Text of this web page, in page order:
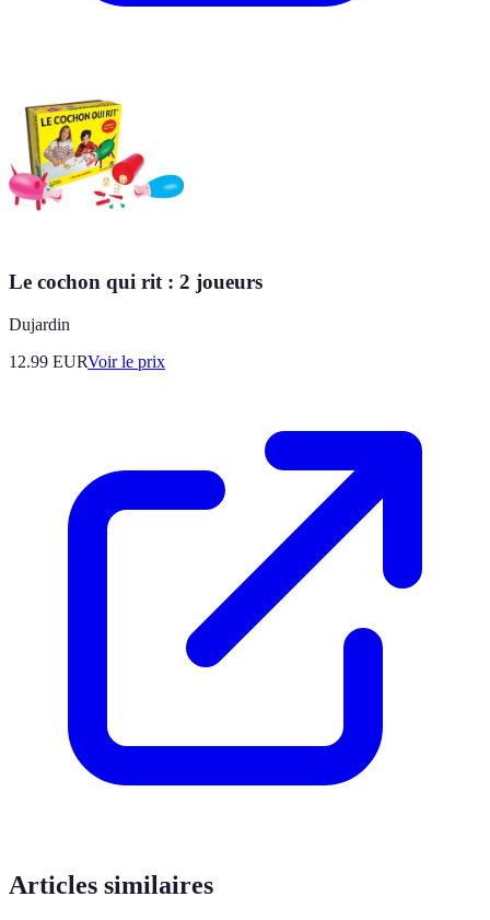
Le cochon qui rit : 2 joueurs
Dujardin
12.99 EURVoir le prix
Articles similaires